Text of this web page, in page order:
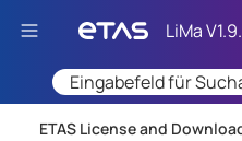
Zu
ETAS License and